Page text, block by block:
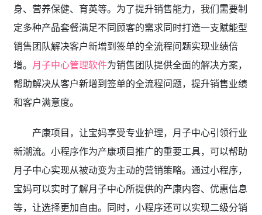
身、营养保健、育英等。为了提升销售能力，我们需要制
定多种产品套餐满足不同顾客的需求同时打造一支赋能型
销售团队解决客户新增到签单的全流程问题实现业绩倍
增。 月子中心管理软件为销售团队提供全面的解决方案，
帮助解决从客户新增到签单的全流程问题，提升销售业绩
和客户满意度。
产康项目，让宝妈享受专业护理，月子中心引领行业
新潮流。小程序作为产康项目推广的重要工具，可以帮助
月子中心实现从被动变为主动的营销策略。通过小程序，
宝妈可以实时了解月子中心所提供的产康内容、优惠信息
等，让选择更加自由。同时，小程序还可以实现二级分销